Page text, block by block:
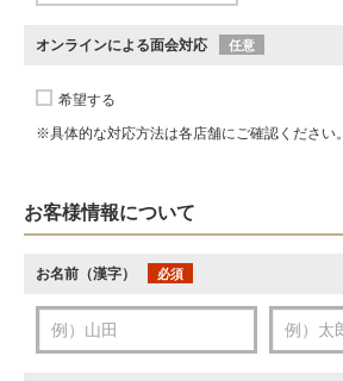
オンラインによる面会対応 任意
希望する
※具体的な対応方法は各店舗にご確認ください。
お客様情報について
お名前（漢字） 必須